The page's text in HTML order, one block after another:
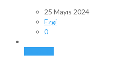
25 Mayıs 2024
Ezgi
0